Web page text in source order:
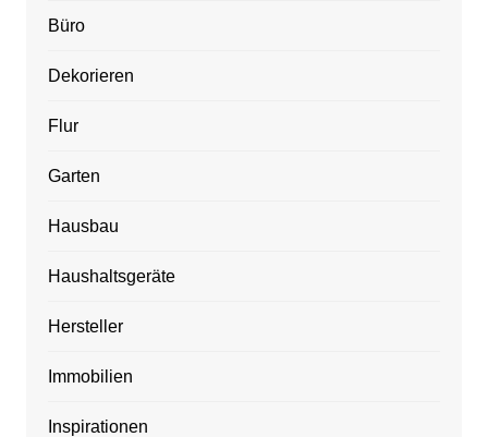
Büro
Dekorieren
Flur
Garten
Hausbau
Haushaltsgeräte
Hersteller
Immobilien
Inspirationen